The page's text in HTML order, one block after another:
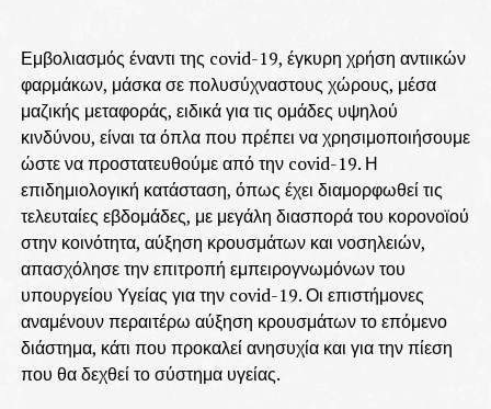
Εμβολιασμός έναντι της covid-19, έγκυρη χρήση αντιικών
φαρμάκων, μάσκα σε πολυσύχναστους χώρους, μέσα
μαζικής μεταφοράς, ειδικά για τις ομάδες υψηλού
κινδύνου, είναι τα όπλα που πρέπει να χρησιμοποιήσουμε
ώστε να προστατευθούμε από την covid-19. Η
επιδημιολογική κατάσταση, όπως έχει διαμορφωθεί τις
τελευταίες εβδομάδες, με μεγάλη διασπορά του κορονοϊού
στην κοινότητα, αύξηση κρουσμάτων και νοσηλειών,
απασχόλησε την επιτροπή εμπειρογνωμόνων του
υπουργείου Υγείας για την covid-19. Οι επιστήμονες
αναμένουν περαιτέρω αύξηση κρουσμάτων το επόμενο
διάστημα, κάτι που προκαλεί ανησυχία και για την πίεση
που θα δεχθεί το σύστημα υγείας.